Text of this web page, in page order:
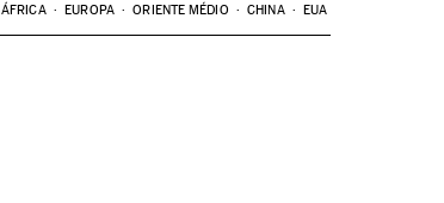
ÁFRICA EUROPA ORIENTE MÉDIO CHINA EUA